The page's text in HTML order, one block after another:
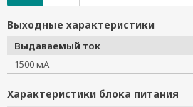
PWR-12300-WPEU-S2
PWR-Plug-EU-02
PWR-12500-DT-S1
Выходные характеристики
Выдаваемый ток
1500 мА
Характеристики блока питания